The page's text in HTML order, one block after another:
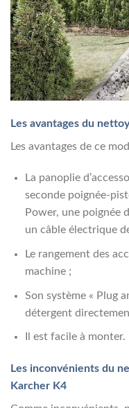
Les avantages du
Les avantages de ce
La panoplie
seconde poignée-
Power, une poignée
un câble électrique
Le rangement des
machine ;
Son système « Plug
détergent
Il est facile à monter.
Les inconvénients du
Karcher K4